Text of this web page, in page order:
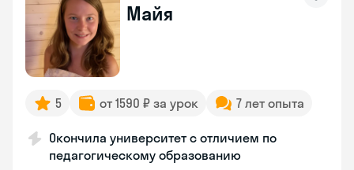
Майя
5 от 1590 ₽ за урок 7 лет опыта
Окончила университет с отличием по
педагогическому образованию